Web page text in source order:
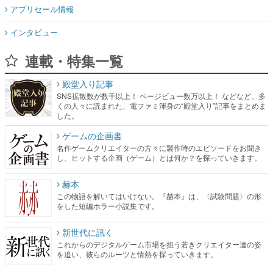
アプリセール情報
インタビュー
連載・特集一覧
殿堂入り記事
SNS拡散数が数千以上！ ページビュー数万以上！ などなど。多
くの人々に読まれた、電ファミ渾身の“殿堂入り”記事をまとめま
した。
ゲームの企画書
名作ゲームクリエイターの方々に製作時のエピソードをお聞き
し、ヒットする企画（ゲーム）とは何か？を探っていきます。
赫本
この物語を解いてはいけない。『赫本』は、〈試験問題〉の形
をした短編ホラー小説集です。
新世代に訊く
これからのデジタルゲーム市場を担う若きクリエイター達の姿
を追い、彼らのルーツと情熱を探っていきます。